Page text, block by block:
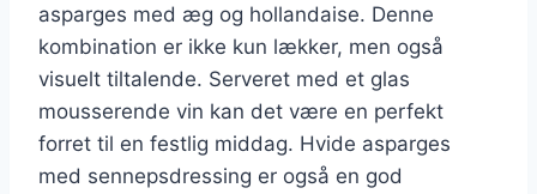
asparges med æg og hollandaise. Denne
kombination er ikke kun lækker, men også
visuelt tiltalende. Serveret med et glas
mousserende vin kan det være en perfekt
forret til en festlig middag. Hvide asparges
med sennepsdressing er også en god